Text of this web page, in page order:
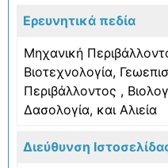
Ερευνητικά πεδία
Μηχανική
Βιοτεχνολογία,
Περιβάλλοντος ,
Δασολογία, και Αλιεία
Διεύθυνση